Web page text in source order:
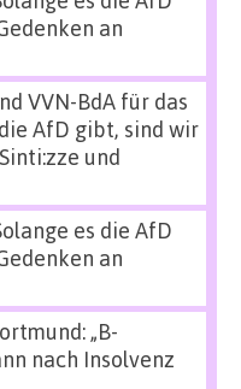
an
VVN-BdA für das
AfD gibt, sind wir
und
es die AfD
an
„B-
nach Insolvenz